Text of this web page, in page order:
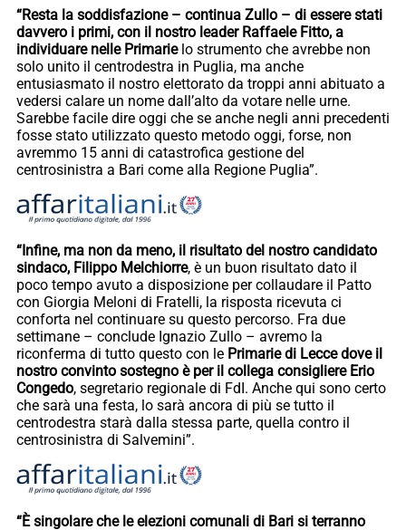
“Resta la soddisfazione – continua Zullo – di essere stati
davvero i primi, con il nostro leader Raffaele Fitto, a
individuare nelle Primarie lo strumento che avrebbe non
solo unito il centrodestra in Puglia, ma anche
entusiasmato il nostro elettorato da troppi anni abituato a
vedersi calare un nome dall’alto da votare nelle urne.
Sarebbe facile dire oggi che se anche negli anni precedenti
fosse stato utilizzato questo metodo oggi, forse, non
avremmo 15 anni di catastrofica gestione del
centrosinistra a Bari come alla Regione Puglia”.
“Infine, ma non da meno, il risultato del nostro candidato
sindaco, Filippo Melchiorre, è un buon risultato dato il
poco tempo avuto a disposizione per collaudare il Patto
con Giorgia Meloni di Fratelli, la risposta ricevuta ci
conforta nel continuare su questo percorso. Fra due
settimane – conclude Ignazio Zullo – avremo la
riconferma di tutto questo con le Primarie di Lecce dove il
nostro convinto sostegno è per il collega consigliere Erio
Congedo, segretario regionale di FdI. Anche qui sono certo
che sarà una festa, lo sarà ancora di più se tutto il
centrodestra starà dalla stessa parte, quella contro il
centrosinistra di Salvemini”.
“È singolare che le elezioni comunali di Bari si terranno